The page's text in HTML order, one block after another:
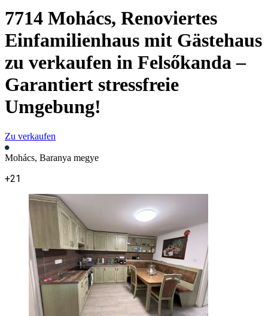
7714 Mohács, Renoviertes
Einfamilienhaus mit Gästehaus
zu verkaufen in Felsőkanda –
Garantiert stressfreie
Umgebung!
Zu verkaufen
Mohács, Baranya megye
+21